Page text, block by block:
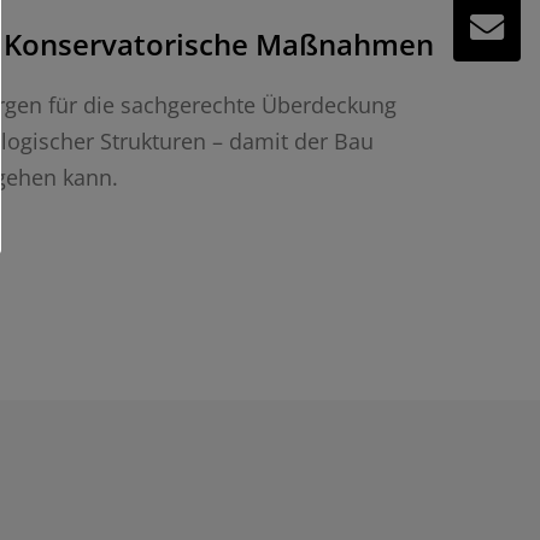
Konservatorische Maßnahmen
für die sachgerechte Überdeckung
Strukturen – damit der Bau
kann.